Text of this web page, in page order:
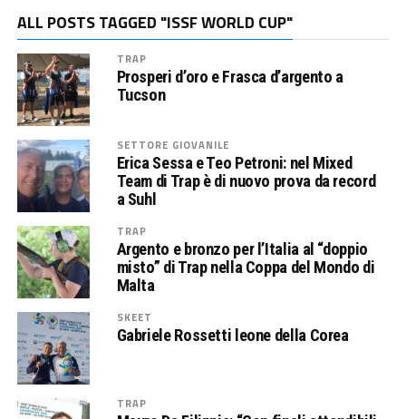
ALL POSTS TAGGED "ISSF WORLD CUP"
TRAP
Prosperi d’oro e Frasca d’argento a
Tucson
SETTORE GIOVANILE
Erica Sessa e Teo Petroni: nel Mixed
Team di Trap è di nuovo prova da record
a Suhl
TRAP
Argento e bronzo per l’Italia al “doppio
misto” di Trap nella Coppa del Mondo di
Malta
SKEET
Gabriele Rossetti leone della Corea
TRAP